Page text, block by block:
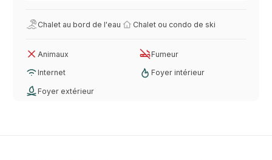
Chalet au bord de l'eau Chalet ou condo de ski
Animaux Fumeur
Internet Foyer intérieur
Foyer extérieur